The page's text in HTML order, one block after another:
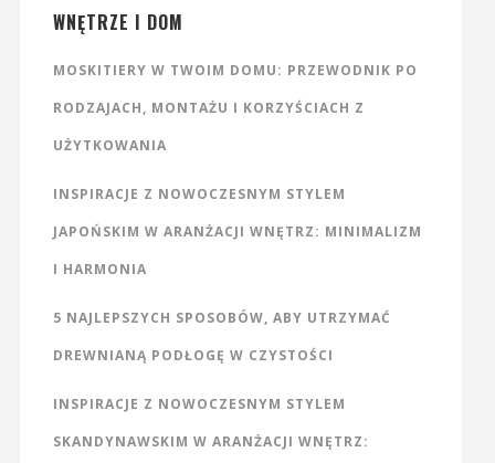
WNĘTRZE I DOM
MOSKITIERY W TWOIM DOMU: PRZEWODNIK PO
RODZAJACH, MONTAŻU I KORZYŚCIACH Z
UŻYTKOWANIA
INSPIRACJE Z NOWOCZESNYM STYLEM
JAPOŃSKIM W ARANŻACJI WNĘTRZ: MINIMALIZM
I HARMONIA
5 NAJLEPSZYCH SPOSOBÓW, ABY UTRZYMAĆ
DREWNIANĄ PODŁOGĘ W CZYSTOŚCI
INSPIRACJE Z NOWOCZESNYM STYLEM
SKANDYNAWSKIM W ARANŻACJI WNĘTRZ: